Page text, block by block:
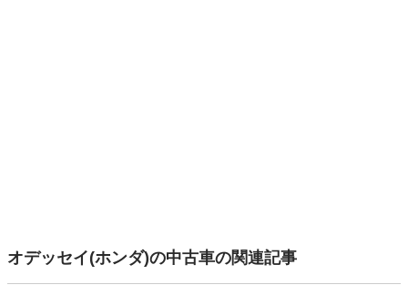
オデッセイ(ホンダ)の中古車の関連記事